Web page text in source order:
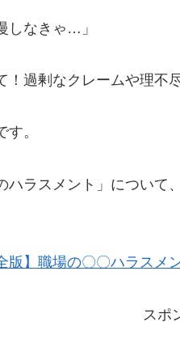
しなきゃ…」
過剰なクレームや理不
。
ハラスメント」について
版】職場の〇〇ハラス
スポ